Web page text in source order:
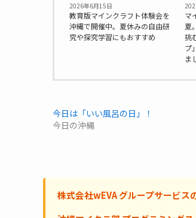
2026年6月15日
教育版マインクラフト体験会を
沖縄で開催中。夏休みの自由研
究や探究学習にもおすすめ
マ
夏
挑
プ
ま
今日は「いい風呂の日」！
今日の沖縄
株式会社wEVA グループサービス